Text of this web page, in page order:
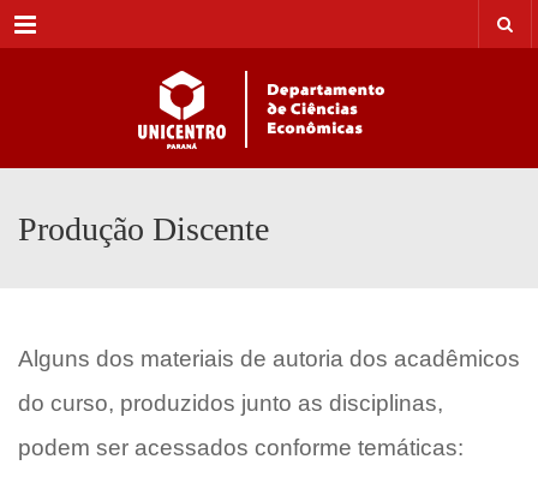
Menu
Produção Discente
Alguns dos materiais de autoria dos acadêmicos
do curso, produzidos junto as disciplinas,
podem ser acessados conforme temáticas: